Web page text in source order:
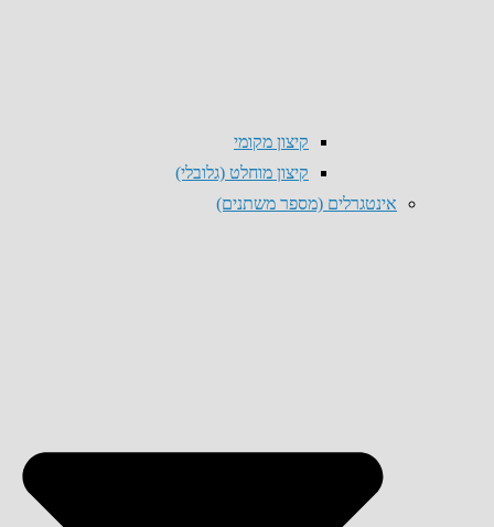
קיצון מקומי
קיצון מוחלט (גלובלי)
אינטגרלים (מספר משתנים)